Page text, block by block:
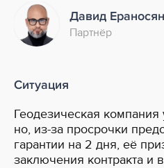
Давид Ераносян
Партнёр
Ситуация
Геодезическая компания
но, из-за просрочки
гарантии на 2 дня, её
заключения контракта